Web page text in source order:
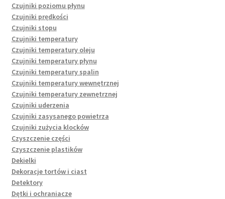
Czujniki poziomu płynu
Czujniki prędkości
Czujniki stopu
Czujniki temperatury
Czujniki temperatury oleju
Czujniki temperatury płynu
Czujniki temperatury spalin
Czujniki temperatury wewnętrznej
Czujniki temperatury zewnętrznej
Czujniki uderzenia
Czujniki zasysanego powietrza
Czujniki zużycia klocków
Czyszczenie części
Czyszczenie plastików
Dekielki
Dekoracje tortów i ciast
Detektory
Dętki i ochraniacze